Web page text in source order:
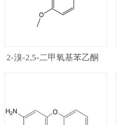
2-溴-2,5-二甲氧基苯乙酮